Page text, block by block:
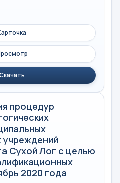
процедур
учреждений
Сухой Лог с целью
2020 года